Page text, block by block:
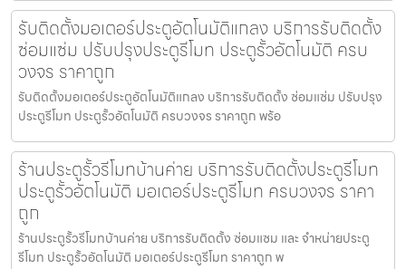
รับติดตั้งมอเตอร์ประตูอัตโนมัติแกลง บริการรับติดตั้ง
ซ่อมแซ่ม ปรับปรุงประตูรีโมท ประตูรั้วอัตโนมัติ ครบ
วงจร ราคาถูก
รับติดตั้งมอเตอร์ประตูอัตโนมัติแกลง บริการรับติดตั้ง ซ่อมแซ่ม ปรับปรุง
ประตูรีโมท ประตูรั้วอัตโนมัติ ครบวงจร ราคาถูก พร้อ
ร้านประตูรั้วรีโมทบ้านค่าย บริการรับติดตั้งประตูรีโมท
ประตูรั้วอัตโนมัติ มอเตอร์ประตูรีโมท ครบวงจร ราคา
ถูก
ร้านประตูรั้วรีโมทบ้านค่าย บริการรับติดตั้ง ซ่อมแซม และ จำหน่ายประตู
รีโมท ประตูรั้วอัตโนมัติ มอเตอร์ประตูรีโมท ราคาถูก พ